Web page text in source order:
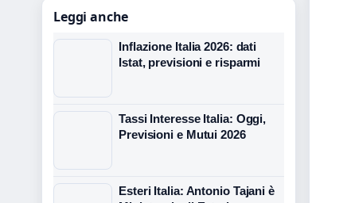
Leggi anche
Inflazione Italia 2026: dati
Istat, previsioni e risparmi
Tassi Interesse Italia: Oggi,
Previsioni e Mutui 2026
Esteri Italia: Antonio Tajani è